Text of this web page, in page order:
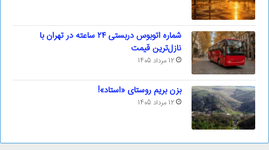
شماره اتوبوس دربستی ۲۴ ساعته در تهران با
نازل‌ترین قیمت
12 مرداد 1405
بزن بریم روستای «استاد»!
12 مرداد 1405